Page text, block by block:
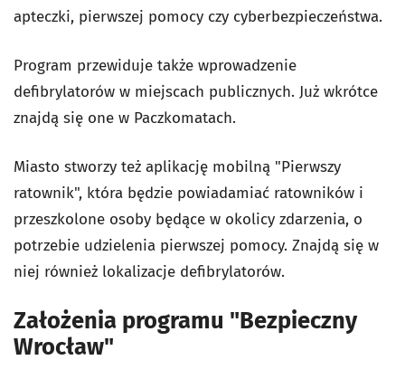
apteczki, pierwszej pomocy czy cyberbezpieczeństwa.
Program przewiduje także wprowadzenie
defibrylatorów w miejscach publicznych. Już wkrótce
znajdą się one w Paczkomatach.
Miasto stworzy też aplikację mobilną "Pierwszy
ratownik", która będzie powiadamiać ratowników i
przeszkolone osoby będące w okolicy zdarzenia, o
potrzebie udzielenia pierwszej pomocy. Znajdą się w
niej również lokalizacje defibrylatorów.
Założenia programu "Bezpieczny
Wrocław"